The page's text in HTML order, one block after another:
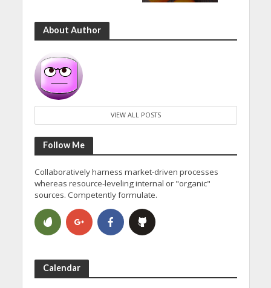
About Author
VIEW ALL POSTS
Follow Me
Collaboratively harness market-driven processes
whereas resource-leveling internal or "organic"
sources. Competently formulate.
Calendar